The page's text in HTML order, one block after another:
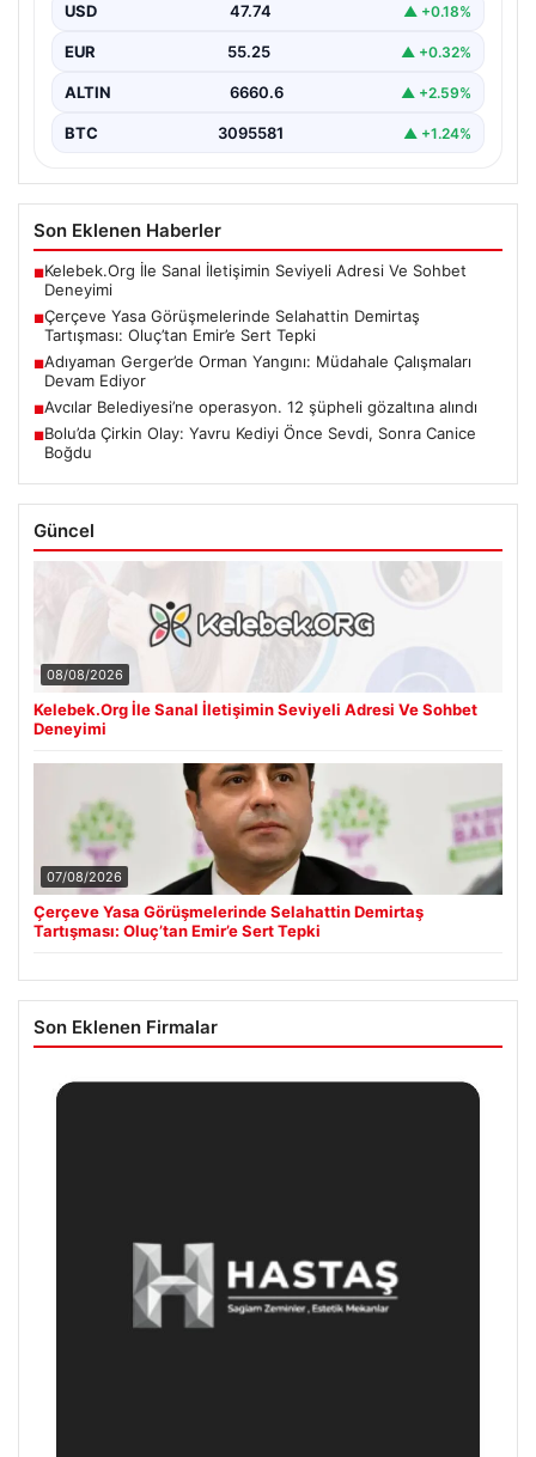
Çerçeve yasa tasarısının görüşülmesi sırasında DEM
USD 47.74 ▲ +0.18%
EUR 55.25 ▲ +0.32%
ALTIN 6660.6 ▲ +2.59%
BTC 3095581 ▲ +1.24%
Son Eklenen Haberler
■Kelebek.Org İle Sanal İletişimin Seviyeli Adresi Ve Sohbet
Deneyimi
■Çerçeve Yasa Görüşmelerinde Selahattin Demirtaş
Tartışması: Oluç’tan Emir’e Sert Tepki
■Adıyaman Gerger’de Orman Yangını: Müdahale Çalışmaları
Devam Ediyor
■Avcılar Belediyesi’ne operasyon. 12 şüpheli gözaltına alındı
■Bolu’da Çirkin Olay: Yavru Kediyi Önce Sevdi, Sonra Canice
Boğdu
Güncel
08/08/2026
Kelebek.Org İle Sanal İletişimin Seviyeli Adresi Ve Sohbet
Deneyimi
07/08/2026
Çerçeve Yasa Görüşmelerinde Selahattin Demirtaş
Tartışması: Oluç’tan Emir’e Sert Tepki
Son Eklenen Firmalar